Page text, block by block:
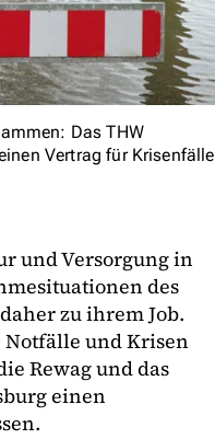
Das THW
Vertrag für Krisenfälle
und Versorgung in
des
zu ihrem Job.
Notfälle und Krisen
Rewag und das
einen